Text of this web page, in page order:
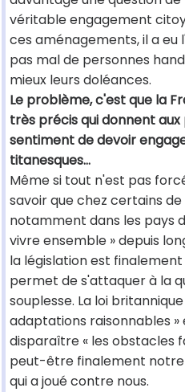
véritable engagement
ces aménagements, il a
pas mal de personnes
mieux leurs doléances.
Le problème, c'est que la
très précis qui donnent
sentiment de devoir
titanesques…
Même si tout n'est pas
savoir que chez certains
notamment dans les pays
vivre ensemble » depuis
la législation est
permet de s'attaquer à la
souplesse. La loi
adaptations raisonnables »
disparaître « les obstacles
peut-être finalement notre
qui a joué contre nous.